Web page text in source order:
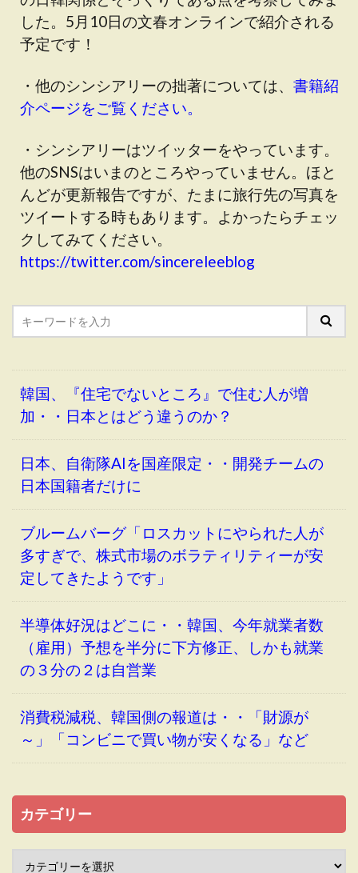
した。5月10日の文春オンラインで紹介される
予定です！
・他のシンシアリーの拙著については、 書籍紹
介ページをご覧ください。
・シンシアリーはツイッターをやっています。
他のSNSはいまのところやっていません。ほと
んどが更新報告ですが、たまに旅行先の写真を
ツイートする時もあります。よかったらチェッ
クしてみてください。
https://twitter.com/sincereleeblog
韓国、『住宅でないところ』で住む人が増
加・・日本とはどう違うのか？
日本、自衛隊AIを国産限定・・開発チームの
日本国籍者だけに
ブルームバーグ「ロスカットにやられた人が
多すぎで、株式市場のボラティリティーが安
定してきたようです」
半導体好況はどこに・・韓国、今年就業者数
（雇用）予想を半分に下方修正、しかも就業
の３分の２は自営業
消費税減税、韓国側の報道は・・「財源が
～」「コンビニで買い物が安くなる」など
カテゴリー